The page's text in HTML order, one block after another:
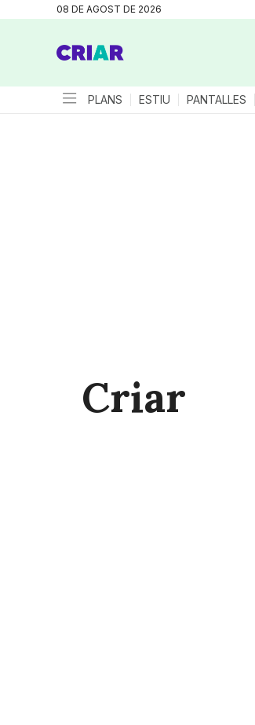
08 DE AGOST DE 2026
PLANS ESTIU PANTALLES
Criar